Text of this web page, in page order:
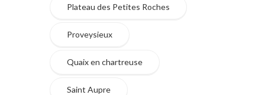
Plateau des Petites Roches
Proveysieux
Quaix en chartreuse
Saint Aupre